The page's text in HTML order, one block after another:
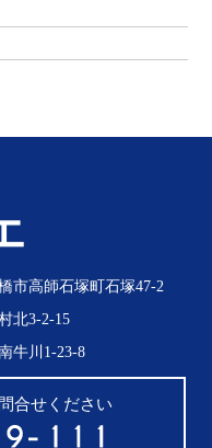
市高師石塚町石塚47-2
北3-2-15
牛川1-23-8
合せください